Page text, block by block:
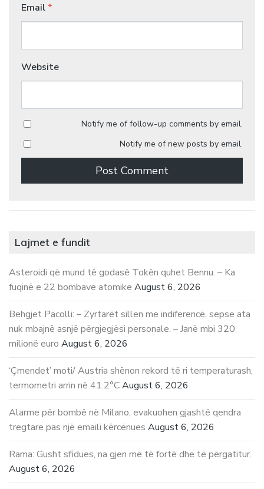
Email *
Website
Notify me of follow-up comments by email.
Notify me of new posts by email.
Lajmet e fundit
Asteroidi që mund të godasë Tokën quhet Bennu. – Ka
fuqinë e 22 bombave atomike August 6, 2026
Behgjet Pacolli: – Zyrtarët sillen me indiferencë, sepse ata
nuk mbajnë asnjë përgjegjësi personale. – Janë mbi 320
milionë euro August 6, 2026
‘Çmendet’ moti/ Austria shënon rekord të ri temperaturash,
termometri arrin në 41.2°CAugust 6, 2026
Alarme për bombë në Milano, evakuohen gjashtë qendra
tregtare pas një emaili kërcënues August 6, 2026
Rama: Gusht sfidues, na gjen më të fortë dhe të përgatitur.
August 6, 2026